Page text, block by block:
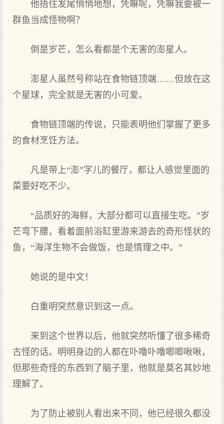
他捂住发尾悄悄地想，凭嘛呢，凭嘛我要被一
群鱼当成怪物啊？
倒是岁芒，怎么看都是个无害的澎星人。
澎星人虽然号称站在食物链顶端……但放在这
个星球，完全就是无害的小可爱。
食物链顶端的传说，只能表明他们掌握了更多
的食材烹饪方法。
凡是带上“澎”字儿的餐厅，都让人感觉里面的
菜要好吃不少。
“品质好的海鲜，大部分都可以直接生吃。”岁
芒弯下腰，看着面前浴缸里游来游去的奇形怪状的
鱼，“海洋生物不会做饭，也是情理之中。”
她说的是中文！
白重明突然意识到这一点。
来到这个世界以后，他就突然听懂了很多稀奇
古怪的话。明明身边的人都在卟噜卟噜唧唧啾啾，
但那些奇怪的东西到了脑子里，他就是莫名其妙地
理解了。
为了防止被别人看出来不同，他已经很久都没